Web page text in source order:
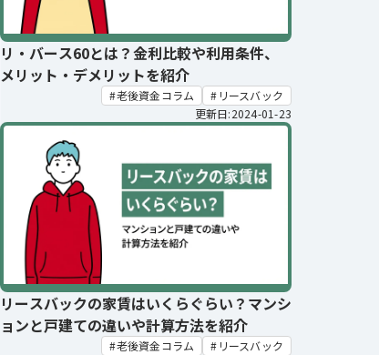
リ・バース60とは？金利比較や利用条件、
メリット・デメリットを紹介
老後資金コラム
リースバック
更新日:2024-01-23
リースバックの家賃はいくらぐらい？マンシ
ョンと戸建ての違いや計算方法を紹介
老後資金コラム
リースバック